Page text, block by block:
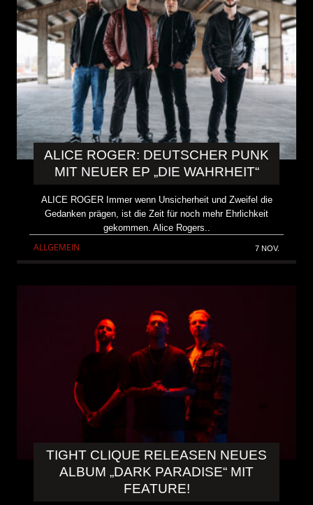
ALICE ROGER: DEUTSCHER PUNK
MIT NEUER EP „DIE WAHRHEIT“
ALICE ROGER Immer wenn Unsicherheit und Zweifel die
Gedanken prägen, ist die Zeit für noch mehr Ehrlichkeit
gekommen. Alice Rogers..
ALLGEMEIN 7 NOV.
TIGHT CLIQUE RELEASEN NEUES
ALBUM „DARK PARADISE“ MIT
FEATURE!